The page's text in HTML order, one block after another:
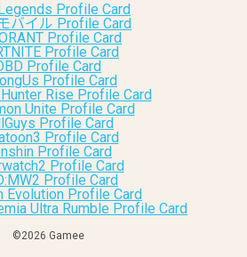
Profile Card
バイル Profile Card
Profile Card
Profile Card
Profile Card
Profile Card
Rise Profile Card
Unite Profile Card
Profile Card
Profile Card
Profile Card
Profile Card
Profile Card
Evolution Profile Card
Ultra Rumble Profile Card
©︎2026 Gamee